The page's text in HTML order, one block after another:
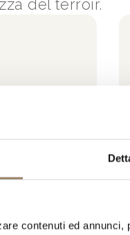
contenuti ed
del terroir.